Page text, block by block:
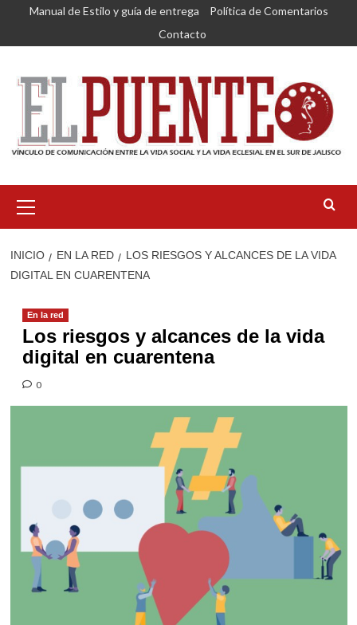
Saltar
contenido
Manual de Estilo y guía de entrega
Política de Comentarios
Contacto
primario
INICIO EN LA RED
LOS RIESGOS Y ALCANCES DE LA VIDA
DIGITAL EN CUARENTENA
En la red
Los riesgos y alcances de la vida
digital en cuarentena
0